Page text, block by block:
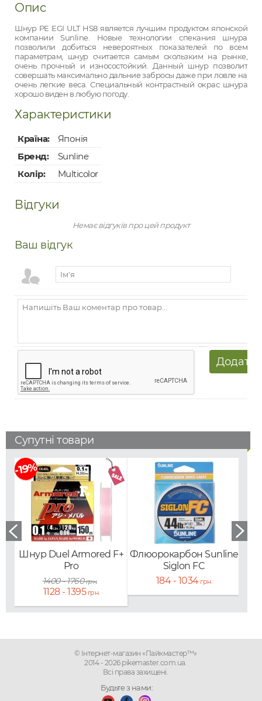
Опис
Шнур PE EGI ULT HS8 является лучшим продуктом японской
компании Sunline. Новые технологии спекания шнура
позволили добиться невероятных показателей по всем
параметрам, шнур считается самым скользким на рынке,
очень прочный и износостойкий. Данный шнур позволит
совершать максимально дальние забросы даже при ловле на
очень легкие веса. Специальный контрастный окрас шнура
хорошо виден в любую погоду.
Характеристики
Країна:
Японія
Бренд:
Sunline
Колір:
Multicolor
Відгуки
Немає відгуків про цей продукт
Ваш відгук
Супутні товари
-19%
Шнур Duel Armored F+
Pro
1400 - 1760грн.
1128 - 1395грн.
Флюорокарбон Sunline
Siglon FC
184 - 1034грн.
© Інтернет-магазин «Пайкмастер™»
2014 - 2026 pikemaster.com.ua.
Всі права захищені.
Будьте з нами: